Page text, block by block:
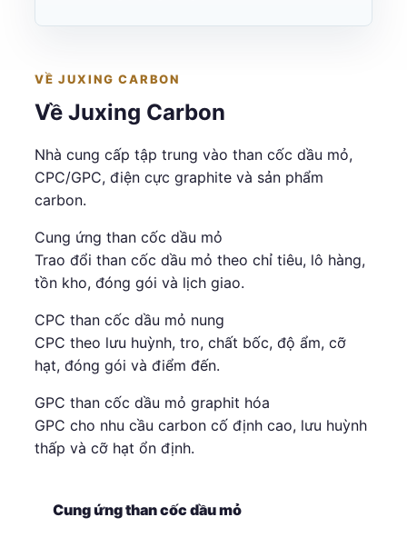
VỀ JUXING CARBON
Về Juxing Carbon
Nhà cung cấp tập trung vào than cốc dầu mỏ,
CPC/GPC, điện cực graphite và sản phẩm
carbon.
Cung ứng than cốc dầu mỏ
Trao đổi than cốc dầu mỏ theo chỉ tiêu, lô hàng,
tồn kho, đóng gói và lịch giao.
CPC than cốc dầu mỏ nung
CPC theo lưu huỳnh, tro, chất bốc, độ ẩm, cỡ
hạt, đóng gói và điểm đến.
GPC than cốc dầu mỏ graphit hóa
GPC cho nhu cầu carbon cố định cao, lưu huỳnh
thấp và cỡ hạt ổn định.
Cung ứng than cốc dầu mỏ